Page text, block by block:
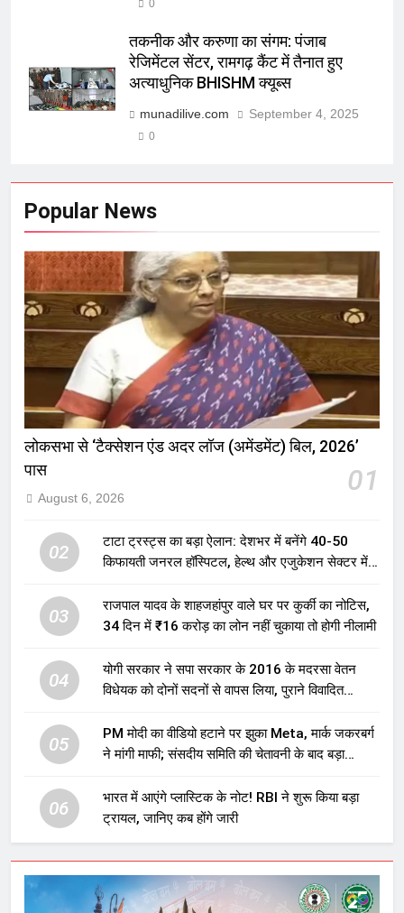
0
तकनीक और करुणा का संगम: पंजाब
रेजिमेंटल सेंटर, रामगढ़ कैंट में तैनात हुए
अत्याधुनिक BHISHM क्यूब्स
munadilive.com September 4, 2025
0
Popular News
लोकसभा से ‘टैक्सेशन एंड अदर लॉज (अमेंडमेंट) बिल, 2026’
पास
01
August 6, 2026
02
टाटा ट्रस्ट्स का बड़ा ऐलान: देशभर में बनेंगे 40-50
किफायती जनरल हॉस्पिटल, हेल्थ और एजुकेशन सेक्टर में
03
राजपाल यादव के शाहजहांपुर वाले घर पर कुर्की का नोटिस,
34 दिन में ₹16 करोड़ का लोन नहीं चुकाया तो होगी नीलामी
04
योगी सरकार ने सपा सरकार के 2016 के मदरसा वेतन
विधेयक को दोनों सदनों से वापस लिया, पुराने विवादित
05
PM मोदी का वीडियो हटाने पर झुका Meta, मार्क जकरबर्ग
ने मांगी माफी; संसदीय समिति की चेतावनी के बाद बड़ा
06
भारत में आएंगे प्लास्टिक के नोट! RBI ने शुरू किया बड़ा
ट्रायल, जानिए कब होंगे जारी